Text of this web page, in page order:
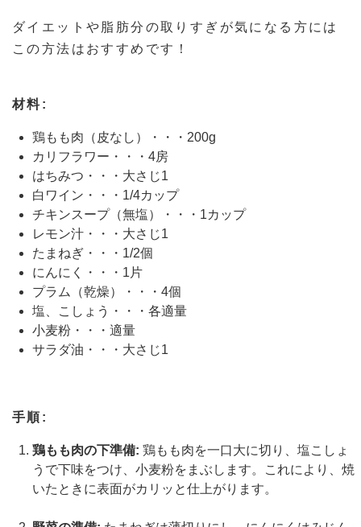
ダイエットや脂肪分の取りすぎが気になる方には
この方法はおすすめです！
材料:
鶏もも肉（皮なし）・・・200g
カリフラワー・・・4房
はちみつ・・・大さじ1
白ワイン・・・1/4カップ
チキンスープ（無塩）・・・1カップ
レモン汁・・・大さじ1
たまねぎ・・・1/2個
にんにく・・・1片
プラム（乾燥）・・・4個
塩、こしょう・・・各適量
小麦粉・・・適量
サラダ油・・・大さじ1
手順:
鶏もも肉の下準備: 鶏もも肉を一口大に切り、塩こしょ
うで下味をつけ、小麦粉をまぶします。これにより、焼
いたときに表面がカリッと仕上がります。